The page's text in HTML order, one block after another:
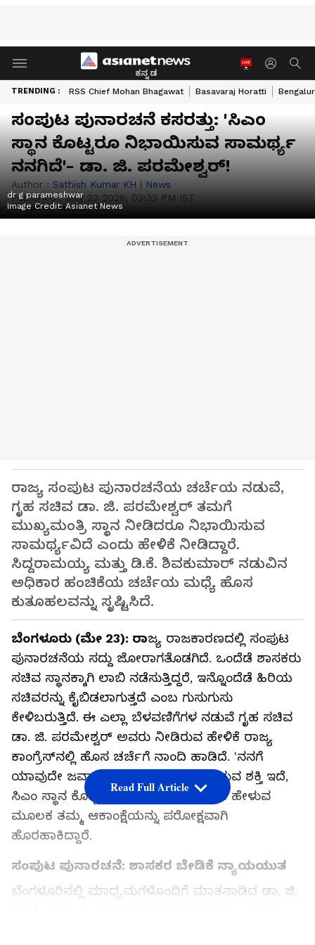
ಕನ್ನಡ
TRENDING : RSS Chief Mohan Bhagawat Basavaraj Horatti
ಸಂಪುಟ ಪುನಾರಚನೆ ಕಸರತ್ತು: 'ಸಿಎಂ
ಸ್ಥಾನ ಕೊಟ್ಟರೂ ನಿಭಾಯಿಸುವ ಸಾಮರ್ಥ್ಯ
ನನಗಿದೆ'- ಡಾ. ಜಿ. ಪರಮೇಶ್ವರ್!
Author : Sathish Kumar KH | News
Published :May 23 2026, 03:33 PM IST
dr g parameshwar
Image Credit:Asianet News
ರಾಜ್ಯ ಸಂಪುಟ ಪುನಾರಚನೆಯ ಚರ್ಚೆಯ ನಡುವೆ,
ಗೃಹ ಸಚಿವ ಡಾ. ಜಿ. ಪರಮೇಶ್ವರ್ ತಮಗೆ
ಮುಖ್ಯಮಂತ್ರಿ ಸ್ಥಾನ ನೀಡಿದರೂ ನಿಭಾಯಿಸುವ
ಸಾಮರ್ಥ್ಯವಿದೆ ಎಂದು ಹೇಳಿಕೆ ನೀಡಿದ್ದಾರೆ.
ಸಿದ್ದರಾಮಯ್ಯ ಮತ್ತು ಡಿ.ಕೆ. ಶಿವಕುಮಾರ್ ನಡುವಿನ
ಅಧಿಕಾರ ಹಂಚಿಕೆಯ ಚರ್ಚೆಯ ಮಧ್ಯೆ ಹೊಸ
ಕುತೂಹಲವನ್ನು ಸೃಷ್ಟಿಸಿದೆ.
ಬೆಂಗಳೂರು (ಮೇ 23): ರಾಜ್ಯ ರಾಜಕಾರಣದಲ್ಲಿ ಸಂಪುಟ
ಪುನಾರಚನೆಯ ಸದ್ದು ಜೋರಾಗತೊಡಗಿದೆ. ಒಂದೆಡೆ ಶಾಸಕರು
ಸಚಿವ ಸ್ಥಾನಕ್ಕಾಗಿ ಲಾಬಿ ನಡೆಸುತ್ತಿದ್ದರೆ, ಇನ್ನೊಂದೆಡೆ ಹಿರಿಯ
ಸಚಿವರನ್ನು ಕೈಬಿಡಲಾಗುತ್ತದೆ ಎಂಬ ಗುಸುಗುಸು
ಕೇಳಿಬರುತ್ತಿದೆ. ಈ ಎಲ್ಲಾ ಬೆಳವಣಿಗೆಗಳ ನಡುವೆ ಗೃಹ ಸಚಿವ
ಡಾ. ಜಿ. ಪರಮೇಶ್ವರ್ ಅವರು ನೀಡಿರುವ ಹೇಳಿಕೆ ರಾಜ್ಯ
ಕಾಂಗ್ರೆಸ್‌ನಲ್ಲಿ ಹೊಸ ಚರ್ಚೆಗೆ ನಾಂದಿ ಹಾಡಿದೆ. 'ನನಗೆ
ಯಾವುದೇ ಜವಾಬ್ದಾರಿ ಕೊಟ್ಟರೂ ನಿಭಾಯಿಸುವ ಶಕ್ತಿ ಇದೆ,
ಸಿಎಂ ಸ್ಥಾನ ಕೊಟ್ಟರೂ ನಿಭಾಯಿಸುವೆ' ಎಂದು ಹೇಳುವ
ಮೂಲಕ ತಮ್ಮ ಆಕಾಂಕ್ಷೆಯನ್ನು ಪರೋಕ್ಷವಾಗಿ
ಹೊರಹಾಕಿದ್ದಾರೆ.
ಸಂಪುಟ ಪುನಾರಚನೆ: ಶಾಸಕರ ಬೇಡಿಕೆ ನ್ಯಾಯಯುತ
ಬೆಂಗಳೂರಿನಲ್ಲಿ ಮಾಧ್ಯಮಗಳೊಂದಿಗೆ ಮಾತನಾಡಿದ ಡಾ. ಜಿ.
Read Full Article